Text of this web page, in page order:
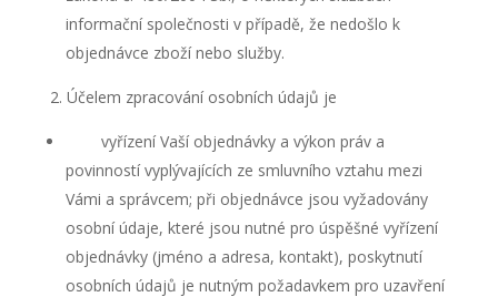
informační společnosti v případě, že nedošlo k
objednávce zboží nebo služby.
Účelem zpracování osobních údajů je
vyřízení Vaší objednávky a výkon práv a
povinností vyplývajících ze smluvního vztahu mezi
Vámi a správcem; při objednávce jsou vyžadovány
osobní údaje, které jsou nutné pro úspěšné vyřízení
objednávky (jméno a adresa, kontakt), poskytnutí
osobních údajů je nutným požadavkem pro uzavření